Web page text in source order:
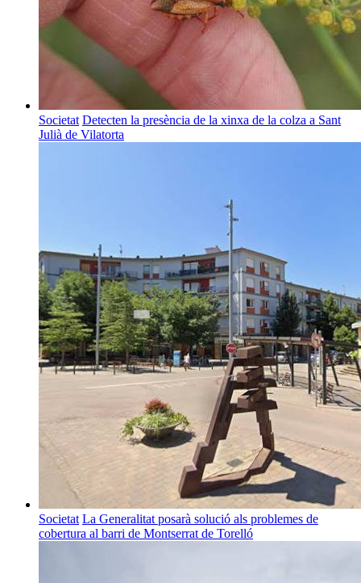
Societat Detecten la presència de la xinxa de la colza a Sant
Julià de Vilatorta
Societat La Generalitat posarà solució als problemes de
cobertura al barri de Montserrat de Torelló